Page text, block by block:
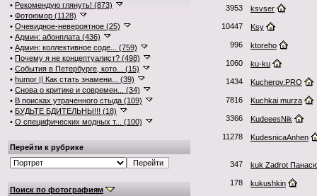
• Рекомендую глянуть! (873)
• Фотоюмор (1128)
• Очевидное-невероятное (25)
• Админ: абонплата (436)
• Админ: коллективное соде... (759)
• Почему я не концептуалист? (498)
• События в Петербурге, кото... (15)
• humor || Как стать знамени... (39)
• Снова о критике и современ... (34)
• В поисках утраченного стыда (109)
• БУДЬТЕ БДИТЕЛЬНЫ!!! (18)
• О специфических модных т... (100)
Перейти к рубрике
Поиск по фотографиям
3953 ksvser
10447 Ksy
996 ktoreho
1060 ku-ku
1434 Kucherov.PRO
7816 Kuchkai murza
3366 KudeeesNik
11278 KudesnicaAnhen
347 kuk Zadrot
178 kukushkin